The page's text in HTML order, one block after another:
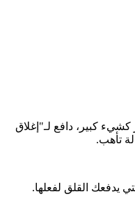
كشيء كبير، دافع لـ"إغلاق
تأهب.
يدفعك القلق لفعلها.